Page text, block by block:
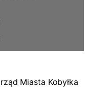
Miasta Kobyłka